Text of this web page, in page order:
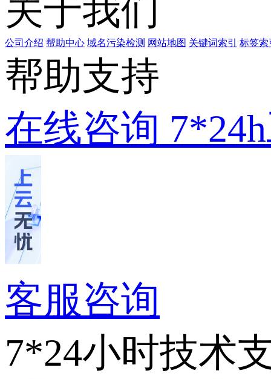
关于我们
公司介绍 帮助中心 域名污染检测 网站地图 关键词索引 标签索
帮助支持
在线咨询
客服咨询
7*24小时技术